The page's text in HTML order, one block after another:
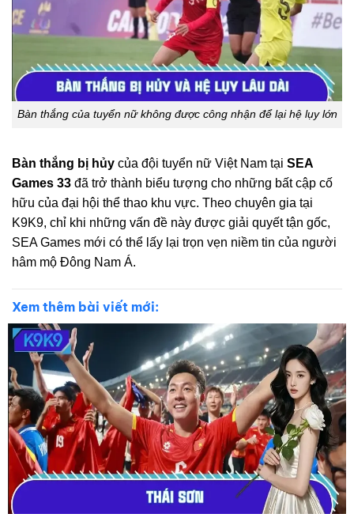
Bàn thắng của tuyển nữ không được công nhận để lại hệ lụy lớn
Bàn thắng bị hủy của đội tuyển nữ Việt Nam tại SEA
Games 33 đã trở thành biểu tượng cho những bất cập cố
hữu của đại hội thể thao khu vực. Theo chuyên gia tại
K9K9, chỉ khi những vấn đề này được giải quyết tận gốc,
SEA Games mới có thể lấy lại trọn vẹn niềm tin của người
hâm mộ Đông Nam Á.
Xem thêm bài viết mới: